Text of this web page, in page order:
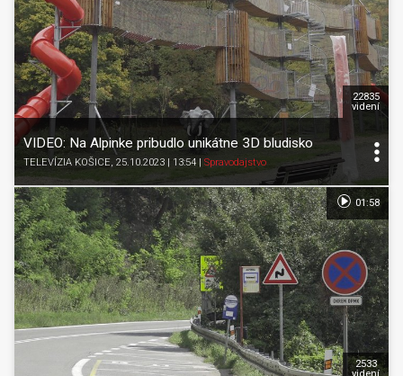
VIDEO: Na Alpinke pribudlo unikátne 3D bludisko
TELEVÍZIA KOŠICE, 25.10.2023 | 13:54 Spravodajstvo
22835
videní
2533
01:58